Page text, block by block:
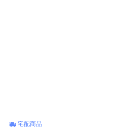
宅配商品